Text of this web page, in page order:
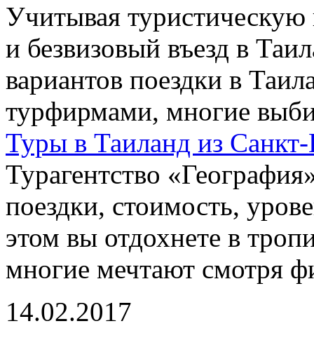
Учитывая туристическую
и безвизовый въезд в
вариантов поездки в
турфирмами, многие
Туры в Таиланд из Санкт-
Турагентство
поездки, стоимость,
этом вы отдохнете в
многие мечтают смотря
14.02.2017